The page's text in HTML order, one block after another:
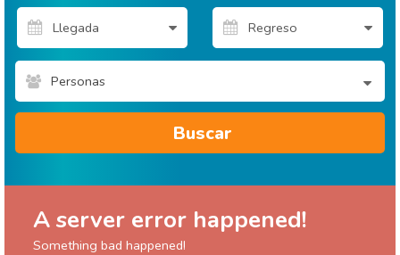
Personas
Buscar
A server error happened!
Something bad happened!